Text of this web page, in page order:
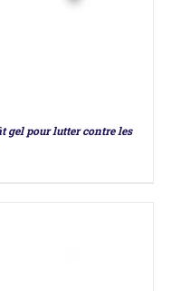
gel pour lutter contre les